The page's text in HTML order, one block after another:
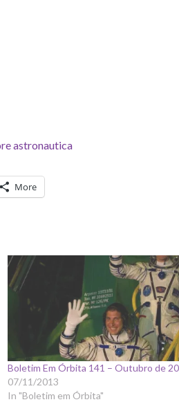
astronautica
More
Boletim Em Órbita 141 – Outubro de
07/11/2013
In "Boletim em Órbita"